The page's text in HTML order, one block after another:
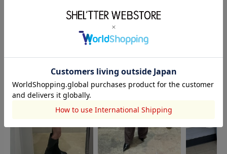
このアイテムを使ったスタッフコーディネート